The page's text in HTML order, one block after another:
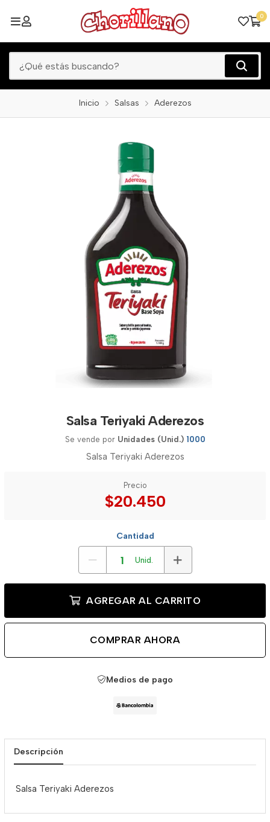
0
Inicio Salsas Aderezos
Salsa Teriyaki Aderezos
Se vende por Unidades (Unid.) 1000
Salsa Teriyaki Aderezos
Precio
$20.450
Cantidad
Unid.
AGREGAR AL CARRITO
COMPRAR AHORA
Medios de pago
Descripción
Salsa Teriyaki Aderezos